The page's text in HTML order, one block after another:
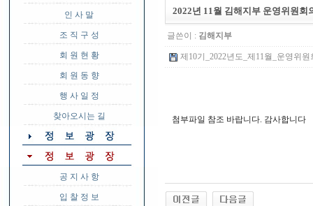
인 사 말
조 직 구 성
회 원 현 황
회 원 동 향
행 사 일 정
찾아오시는 길
공 지 사 항
입 찰 정 보
2022년 11월 김해지부 운영위원회
글쓴이 : 김해지부
제10기_2022년도_제11월_운영위
첨부파일 참조 바랍니다. 감사합니다